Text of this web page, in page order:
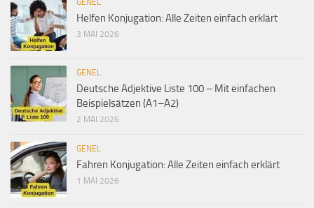
Helfen Konjugation: Alle Zeiten einfach erklärt
3 MAI 2026
GENEL
Deutsche Adjektive Liste 100 – Mit einfachen
Beispielsätzen (A1–A2)
2 MAI 2026
GENEL
Fahren Konjugation: Alle Zeiten einfach erklärt
1 MAI 2026